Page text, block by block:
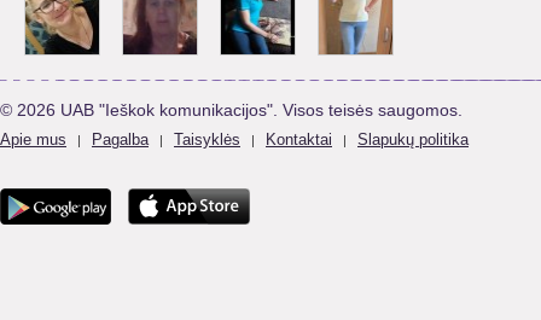
© 2026 UAB "Ieškok komunikacijos". Visos teisės saugomos.
Apie mus | Pagalba | Taisyklės | Kontaktai | Slapukų politika